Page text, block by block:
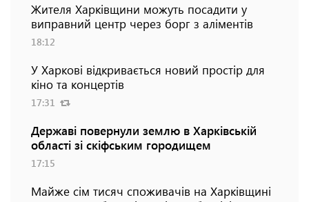
Жителя Харківщини можуть посадити у
виправний центр через борг з аліментів
18:12
У Харкові відкривається новий простір для
кіно та концертів
17:31
Державі повернули землю в Харківській
області зі скіфським городищем
17:15
Майже сім тисяч споживачів на Харківщині